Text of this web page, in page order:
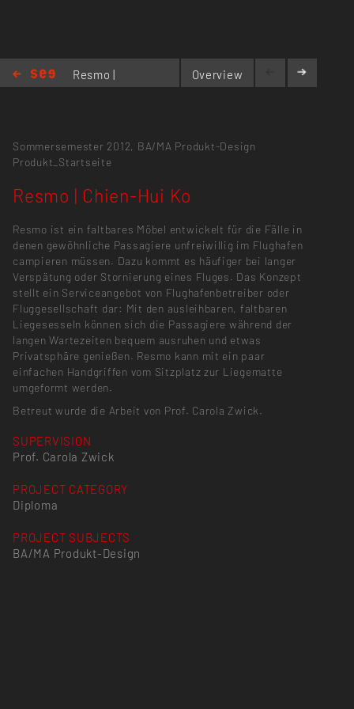
Resmo |
Overview
Sommersemester 2012, BA/MA Produkt-Design
Produkt_Startseite
Resmo | Chien-Hui Ko
Resmo ist ein faltbares Möbel entwickelt für die Fälle in
denen gewöhnliche Passagiere unfreiwillig im Flughafen
campieren müssen. Dazu kommt es häufiger bei langer
Verspätung oder Stornierung eines Fluges. Das Konzept
stellt ein Serviceangebot von Flughafenbetreiber oder
Fluggesellschaft dar: Mit den ausleihbaren, faltbaren
Liegesesseln können sich die Passagiere während der
langen Wartezeiten bequem ausruhen und etwas
Privatsphäre genießen. Resmo kann mit ein paar
einfachen Handgriffen vom Sitzplatz zur Liegematte
umgeformt werden.
Betreut wurde die Arbeit von Prof. Carola Zwick.
SUPERVISION
Prof. Carola Zwick
PROJECT CATEGORY
Diploma
PROJECT SUBJECTS
BA/MA Produkt-Design